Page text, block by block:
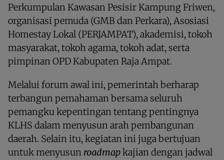
Perkumpulan Kawasan Pesisir Kampung Friwen,
organisasi pemuda (GMB dan Perkara), Asosiasi
Homestay Lokal (PERJAMPAT), akademisi, tokoh
masyarakat, tokoh agama, tokoh adat, serta
pimpinan OPD Kabupaten Raja Ampat.
Melalui forum awal ini, pemerintah berharap
terbangun pemahaman bersama seluruh
pemangku kepentingan tentang pentingnya
KLHS dalam menyusun arah pembangunan
daerah. Selain itu, kegiatan ini juga bertujuan
untuk menyusun roadmapkajian dengan jadwal